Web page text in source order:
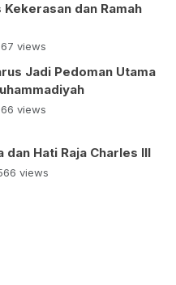
Kekerasan dan Ramah
views
Jadi Pedoman Utama
views
dan Hati Raja Charles III
views